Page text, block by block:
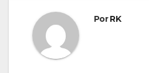
PorRK